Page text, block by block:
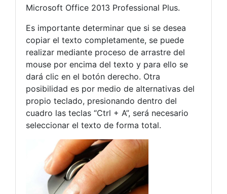
Microsoft Office 2013 Professional Plus.
Es importante determinar que si se desea
copiar el texto completamente, se puede
realizar mediante proceso de arrastre del
mouse por encima del texto y para ello se
dará clic en el botón derecho. Otra
posibilidad es por medio de alternativas del
propio teclado, presionando dentro del
cuadro las teclas “Ctrl + A”, será necesario
seleccionar el texto de forma total.